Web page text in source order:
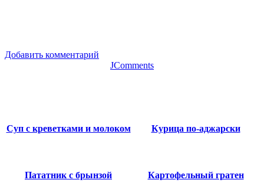
Добавить комментарий
JComments
Суп с креветками и молоком Курица по-аджарски
Пататник с брынзой Картофельный гратен